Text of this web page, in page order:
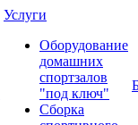
Услуги
Оборудование
домашних
спортзалов
"под ключ"
Сборка